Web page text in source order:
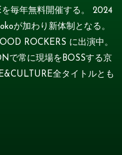
毎年無料開催する。 2024
が加わり新体制となる。
ROCKERS に出演中。
で常に現場をBOSSする京
全タイトルとも